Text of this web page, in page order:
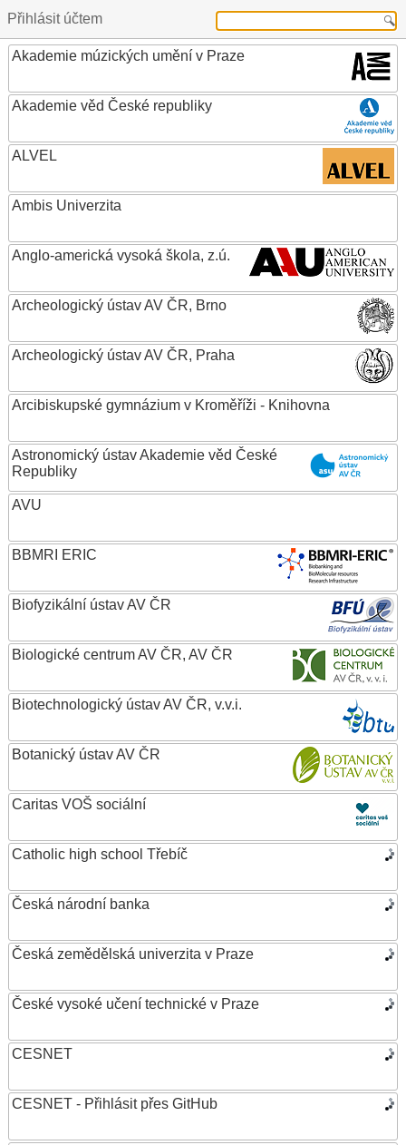
Přihlásit účtem
Akademie múzických umění v Praze
Akademie věd České republiky
ALVEL
Ambis Univerzita
Anglo-americká vysoká škola, z.ú.
Archeologický ústav AV ČR, Brno
Archeologický ústav AV ČR, Praha
Arcibiskupské gymnázium v Kroměříži - Knihovna
Astronomický ústav Akademie věd České
Republiky
AVU
BBMRI ERIC
Biofyzikální ústav AV ČR
Biologické centrum AV ČR, AV ČR
Biotechnologický ústav AV ČR, v.v.i.
Botanický ústav AV ČR
Caritas VOŠ sociální
Catholic high school Třebíč
Česká národní banka
Česká zemědělská univerzita v Praze
České vysoké učení technické v Praze
CESNET
CESNET - Přihlásit přes GitHub